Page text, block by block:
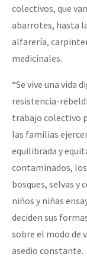
colectivos, que
abarrotes, hasta
alfarería,
medicinales.
“Se vive una vida
resistencia-
trabajo colectivo
las familias
equilibrada y
contaminados,
bosques, selvas y
niños y niñas
deciden sus
sobre el modo de
asedio constante.